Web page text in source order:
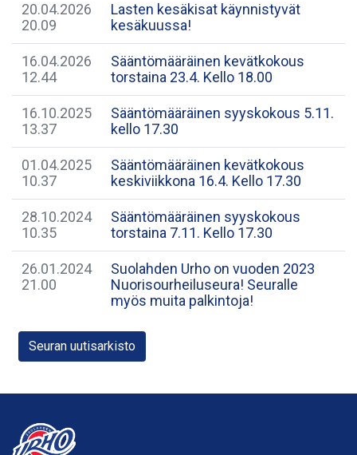
20.04.2026
20.09
Lasten kesäkisat käynnistyvät
kesäkuussa!
16.04.2026
12.44
Sääntömääräinen kevätkokous
torstaina 23.4. Kello 18.00
16.10.2025
13.37
Sääntömääräinen syyskokous 5.11.
kello 17.30
01.04.2025
10.37
Sääntömääräinen kevätkokous
keskiviikkona 16.4. Kello 17.30
28.10.2024
10.35
Sääntömääräinen syyskokous
torstaina 7.11. Kello 17.30
26.01.2024
21.00
Suolahden Urho on vuoden 2023
Nuorisourheiluseura! Seuralle
myös muita palkintoja!
Seuran uutisarkisto